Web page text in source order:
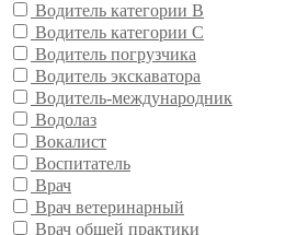
Водитель категории В
Водитель категории С
Водитель погрузчика
Водитель экскаватора
Водитель-международник
Водолаз
Вокалист
Воспитатель
Врач
Врач ветеринарный
Врач общей практики